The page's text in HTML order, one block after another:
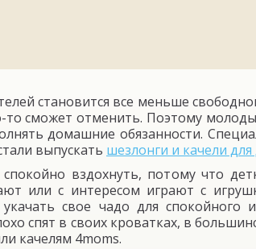
становится все меньше
сможет отменить. Поэтому
домашние обязанности.
выпускать шезлонги и качели для
вздохнуть, потому что
или с интересом играют с
свое чадо для спокойного
спят в своих кроватках, в
качелям 4moms.